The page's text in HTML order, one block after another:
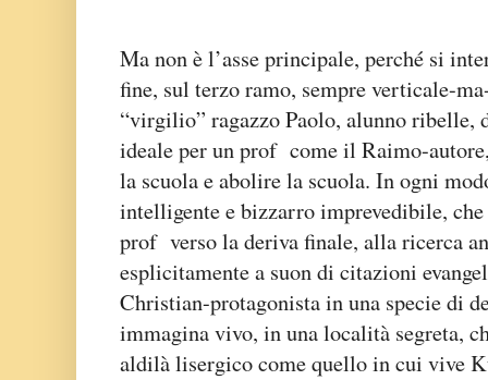
Ma non è l’asse principale, perché si
fine, sul terzo ramo, sempre verticale-
“virgilio” ragazzo Paolo, alunno ribelle,
ideale per un prof come il Raimo-
la scuola e abolire la scuola. In ogni
intelligente e bizzarro imprevedibile,
prof verso la deriva finale, alla ricerca
esplicitamente a suon di citazioni
Christian-protagonista in una specie di
immagina vivo, in una località segreta,
aldilà lisergico come quello in cui vive